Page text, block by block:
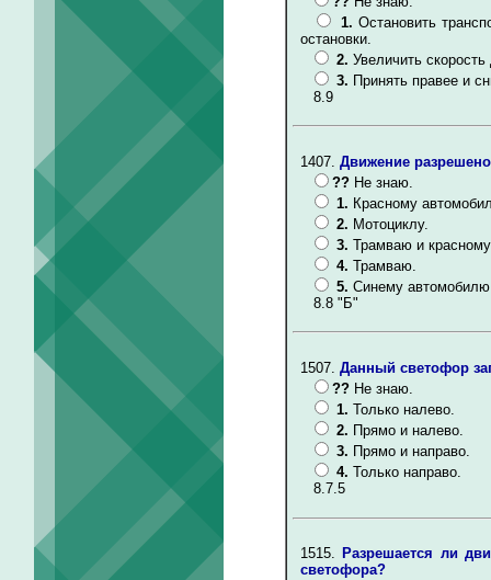
1. Остановить
остановки.
2. Увеличить
3. Принять правее и
8.9
1407. Движение
?? Не знаю.
1. Красному
2. Мотоциклу.
3. Трамваю и
4. Трамваю.
5. Синему
8.8 "Б"
1507. Данный светофор
?? Не знаю.
1. Только налево.
2. Прямо и налево.
3. Прямо и направо.
4. Только направо.
8.7.5
1515. Разрешается ли
светофора?